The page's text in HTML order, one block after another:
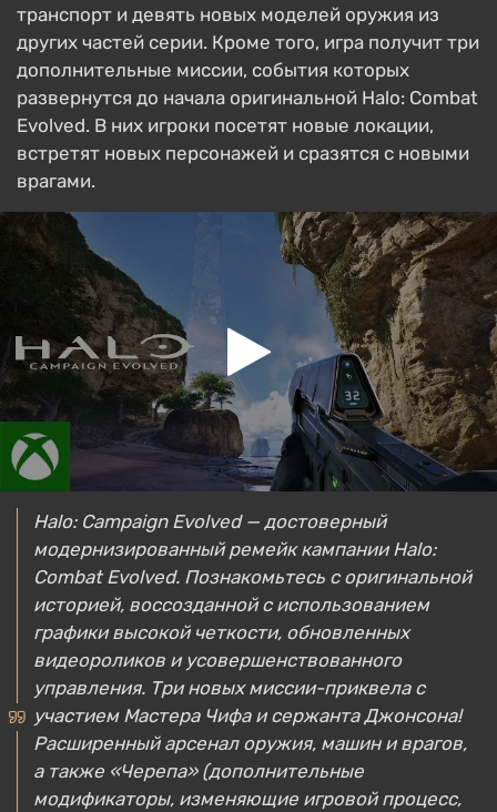
транспорт и девять новых моделей оружия из
других частей серии. Кроме того, игра получит три
дополнительные миссии, события которых
развернутся до начала оригинальной Halo: Combat
Evolved. В них игроки посетят новые локации,
встретят новых персонажей и сразятся с новыми
врагами.
Halo: Campaign Evolved — достоверный
модернизированный ремейк кампании Halo:
Combat Evolved. Познакомьтесь с оригинальной
историей, воссозданной с использованием
графики высокой четкости, обновленных
видеороликов и усовершенствованного
управления. Три новых миссии-приквела с
участием Мастера Чифа и сержанта Джонсона!
Расширенный арсенал оружия, машин и врагов,
а также «Черепа» (дополнительные
модификаторы, изменяющие игровой процесс,